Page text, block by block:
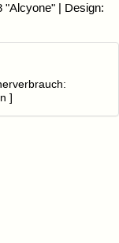
"Alcyone" | Design:
]